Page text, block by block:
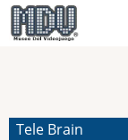
Pasar
al
Tele Brain